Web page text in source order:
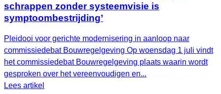
schrappen zonder systeemvisie is
symptoombestrijding’
Pleidooi voor gerichte modernisering in aanloop naar
commissiedebat Bouwregelgeving Op woensdag 1 juli vindt
het commissiedebat Bouwregelgeving plaats waarin wordt
gesproken over het vereenvoudigen en...
Lees artikel